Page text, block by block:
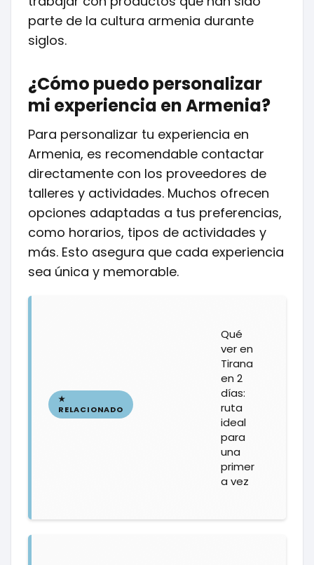
parte de la cultura armenia durante
siglos.
¿Cómo puedo personalizar
mi experiencia en Armenia?
Para personalizar tu experiencia en
Armenia, es recomendable contactar
directamente con los proveedores de
talleres y actividades. Muchos ofrecen
opciones adaptadas a tus preferencias,
como horarios, tipos de actividades y
más. Esto asegura que cada experiencia
sea única y memorable.
Qué
ver en
Tirana
en 2
días:
ruta
ideal
para
una
primer
a vez